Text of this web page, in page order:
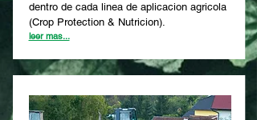
dentro de cada linea de aplicacion agricola
(Crop Protection & Nutricion).
leer mas...